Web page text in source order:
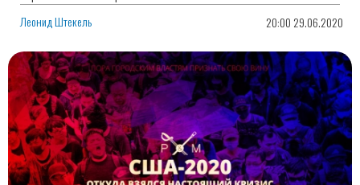
Леонид Штекель 20:00 29.06.2020